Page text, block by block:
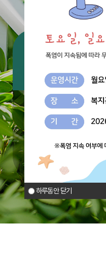
통합검색
주요사업
수서아동가족상담터
하루동안 닫기